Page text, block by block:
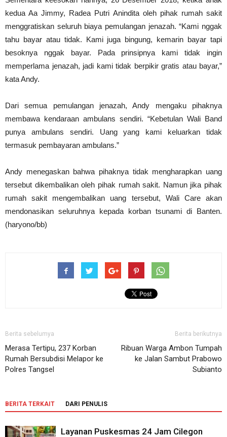
kedua Aa Jimmy, Radea Putri Anindita oleh pihak rumah sakit
menggratiskan seluruh biaya pemulangan jenazah. “Kami nggak
tahu bayar atau tidak. Kami juga bingung, kemarin bayar tapi
besoknya nggak bayar. Pada prinsipnya kami tidak ingin
memperlama jenazah, jadi kami tidak berpikir gratis atau bayar,”
kata Andy.
Dari semua pemulangan jenazah, Andy mengaku pihaknya
membawa kendaraan ambulans sendiri. “Kebetulan Wali Band
punya ambulans sendiri. Uang yang kami keluarkan tidak
termasuk pembayaran ambulans.”
Andy menegaskan bahwa pihaknya tidak mengharapkan uang
tersebut dikembalikan oleh pihak rumah sakit. Namun jika pihak
rumah sakit mengembalikan uang tersebut, Wali Care akan
mendonasikan seluruhnya kepada korban tsunami di Banten.
(haryono/bb)
Berita sebelumya
Merasa Tertipu, 237 Korban
Rumah Bersubdisi Melapor ke
Polres Tangsel
Berita berikutnya
Ribuan Warga Ambon Tumpah
ke Jalan Sambut Prabowo
Subianto
BERITA TERKAIT DARI PENULIS
Layanan Puskesmas 24 Jam Cilegon